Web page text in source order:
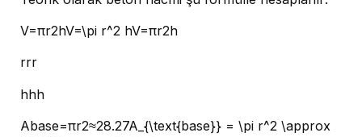
V=πr2hV=\pi r^2 hV=πr2h
rrr
hhh
Abase=πr2≈28.27A_{\text{base}} = \pi r^2 \approx